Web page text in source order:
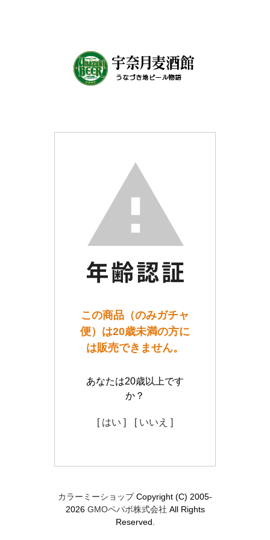
この商品（のみガチャ
便）は20歳未満の方に
は販売できません。
あなたは20歳以上です
か？
[ はい ] [ いいえ ]
カラーミーショップCopyright (C) 2005-
2026 GMOペパボ株式会社 All Rights
Reserved.